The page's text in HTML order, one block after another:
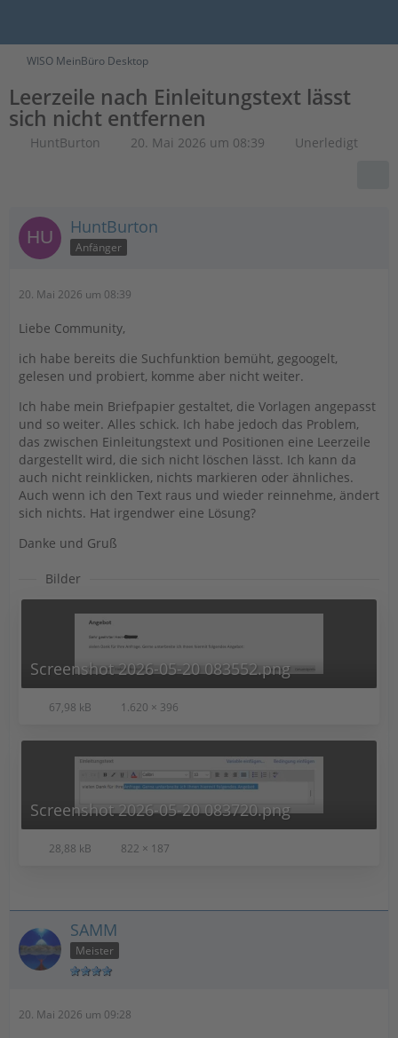
WISO MeinBüro Desktop
Leerzeile nach Einleitungstext lässt
sich nicht entfernen
HuntBurton 20. Mai 2026 um 08:39 Unerledigt
HuntBurton
Anfänger
20. Mai 2026 um 08:39
Liebe Community,
ich habe bereits die Suchfunktion bemüht, gegoogelt,
gelesen und probiert, komme aber nicht weiter.
Ich habe mein Briefpapier gestaltet, die Vorlagen angepasst
und so weiter. Alles schick. Ich habe jedoch das Problem,
das zwischen Einleitungstext und Positionen eine Leerzeile
dargestellt wird, die sich nicht löschen lässt. Ich kann da
auch nicht reinklicken, nichts markieren oder ähnliches.
Auch wenn ich den Text raus und wieder reinnehme, ändert
sich nichts. Hat irgendwer eine Lösung?
Danke und Gruß
Bilder
Screenshot 2026-05-20 083552.png
67,98 kB 1.620 × 396
Screenshot 2026-05-20 083720.png
28,88 kB 822 × 187
SAMM
Meister
20. Mai 2026 um 09:28